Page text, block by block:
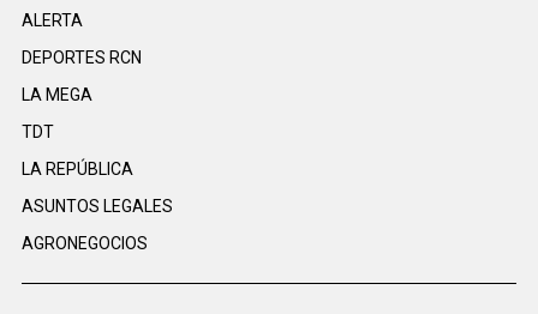
ALERTA
DEPORTES RCN
LA MEGA
TDT
LA REPÚBLICA
ASUNTOS LEGALES
AGRONEGOCIOS